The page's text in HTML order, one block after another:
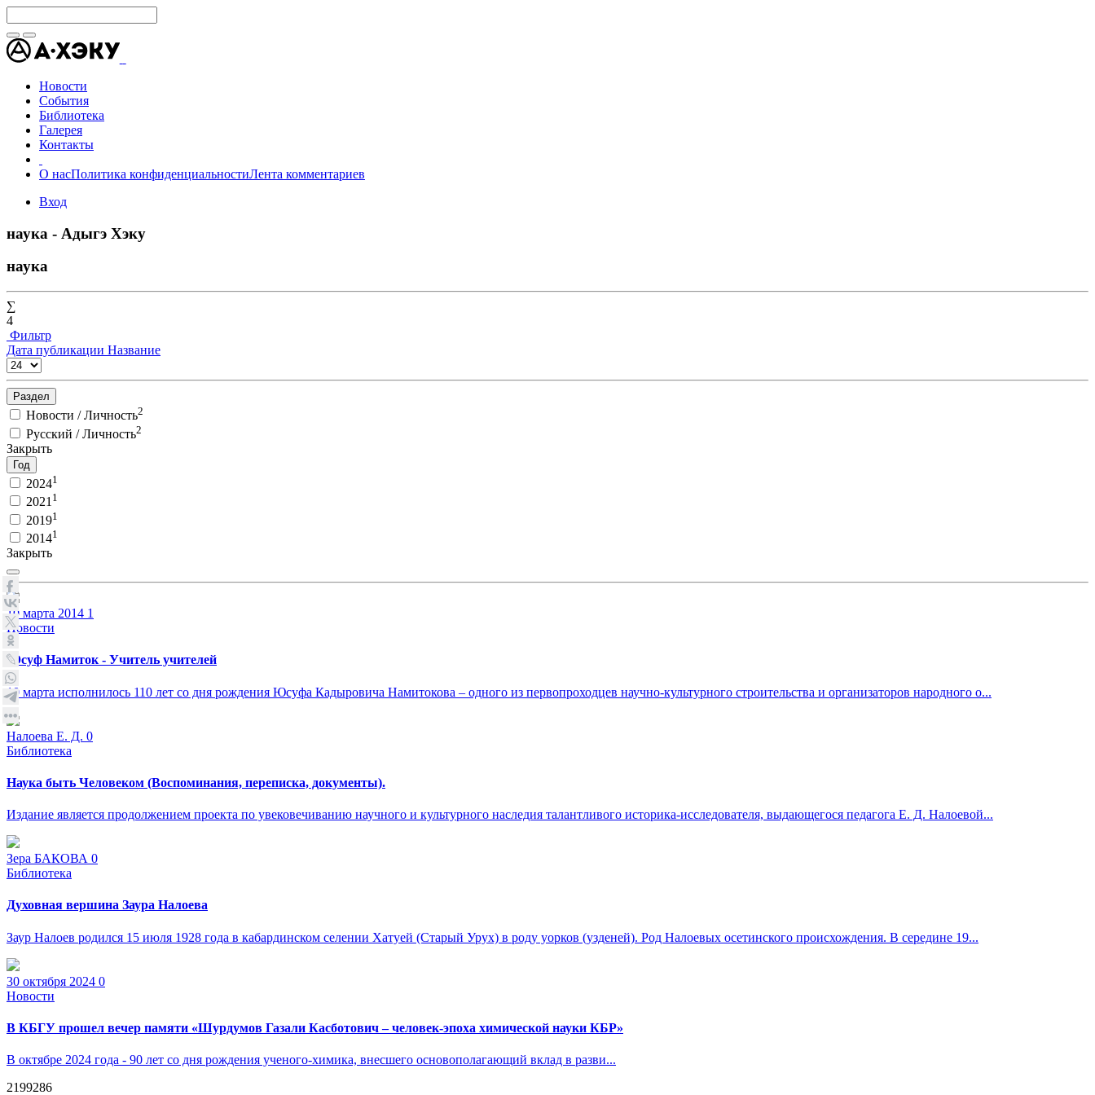
Новости
События
Библиотека
Галерея
Контакты
О насПолитика конфиденциальностиЛента комментариев
Вход
наука - Адыгэ Хэку
наука
∑
4
Фильтр
Дата публикации Название
Раздел
Новости / Личность2
Русский / Личность2
Закрыть
Год
20241
20211
20191
20141
Закрыть
10 марта 2014 1
Новости
Юсуф Намиток - Учитель учителей
10 марта исполнилось 110 лет со дня рождения Юсуфа Кадыровича Намитокова – одного из первопроходцев научно-культурного строительства и организаторов народного о...
Налоева Е. Д. 0
Библиотека
Наука быть Человеком (Воспоминания, переписка, документы).
Издание является продолжением проекта по увековечиванию научного и культурного наследия талантливого историка-исследователя, выдающегося педагога Е. Д. Налоевой...
Зера БАКОВА 0
Библиотека
Духовная вершина Заура Налоева
Заур Налоев родился 15 июля 1928 года в кабардинском селении Хатуей (Старый Урух) в роду уорков (узденей). Род Налоевых осетинского происхождения. В середине 19...
30 октября 2024 0
Новости
В КБГУ прошел вечер памяти «Шурдумов Газали Касботович – человек-эпоха химической науки КБР»
В октябре 2024 года - 90 лет со дня рождения ученого-химика, внесшего основополагающий вклад в разви...
2199286